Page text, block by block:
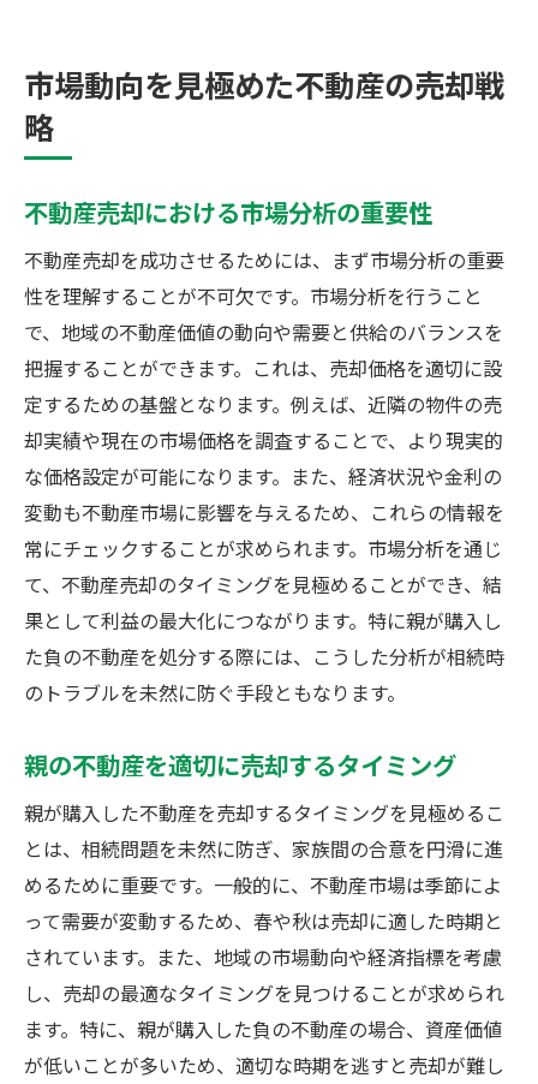
市場動向を見極めた不動産の売却戦
略
不動産売却における市場分析の重要性
不動産売却を成功させるためには、まず市場分析の重要
性を理解することが不可欠です。市場分析を行うこと
で、地域の不動産価値の動向や需要と供給のバランスを
把握することができます。これは、売却価格を適切に設
定するための基盤となります。例えば、近隣の物件の売
却実績や現在の市場価格を調査することで、より現実的
な価格設定が可能になります。また、経済状況や金利の
変動も不動産市場に影響を与えるため、これらの情報を
常にチェックすることが求められます。市場分析を通じ
て、不動産売却のタイミングを見極めることができ、結
果として利益の最大化につながります。特に親が購入し
た負の不動産を処分する際には、こうした分析が相続時
のトラブルを未然に防ぐ手段ともなります。
親の不動産を適切に売却するタイミング
親が購入した不動産を売却するタイミングを見極めるこ
とは、相続問題を未然に防ぎ、家族間の合意を円滑に進
めるために重要です。一般的に、不動産市場は季節によ
って需要が変動するため、春や秋は売却に適した時期と
されています。また、地域の市場動向や経済指標を考慮
し、売却の最適なタイミングを見つけることが求められ
ます。特に、親が購入した負の不動産の場合、資産価値
が低いことが多いため、適切な時期を逃すと売却が難し